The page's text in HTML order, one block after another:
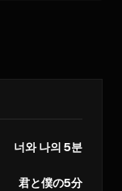
너와 나의 5분
君と僕の5分